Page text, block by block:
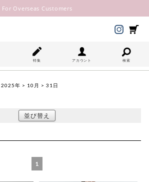
For Overseas Customers
特集 アカウント 検索
2025年 > 10月 > 31日
並び替え
1